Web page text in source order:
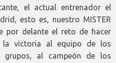
el actual entrenador el
esto es, nuestro MISTER
por delante el reto de hacer
victoria al equipo de los
al campeón de los